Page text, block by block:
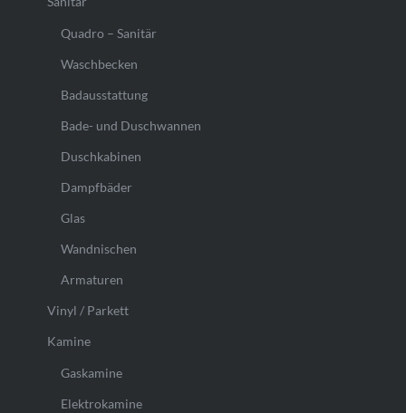
Quadro – Sanitär
Waschbecken
Badausstattung
Bade- und Duschwannen
Duschkabinen
Dampfbäder
Glas
Wandnischen
Armaturen
Vinyl / Parkett
Kamine
Gaskamine
Elektrokamine